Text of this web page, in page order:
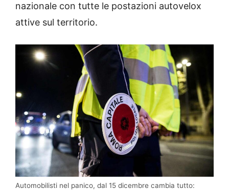
nazionale con tutte le postazioni autovelox
attive sul territorio.
Automobilisti nel panico, dal 15 dicembre cambia tutto: